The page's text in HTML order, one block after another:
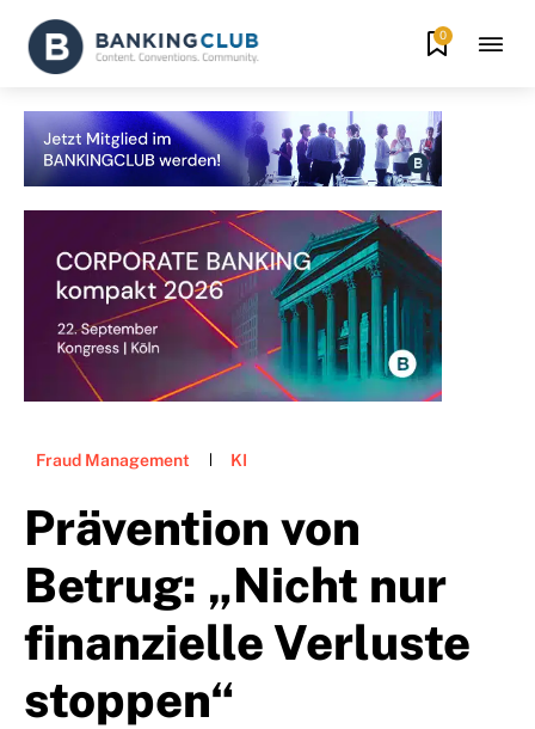
0
Fraud Management KI
Prävention von
Betrug: „Nicht nur
finanzielle Verluste
stoppen“